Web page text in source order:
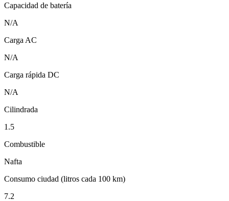
Capacidad de batería
N/A
Carga AC
N/A
Carga rápida DC
N/A
Cilindrada
1.5
Combustible
Nafta
Consumo ciudad (litros cada 100 km)
7.2